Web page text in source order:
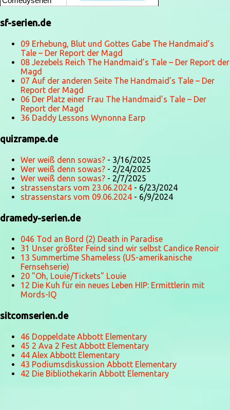
sf-serien.de
09 Erhebung, Blut und Gottes Gabe The Handmaid’s
Tale – Der Report der Magd
08 Jezebels Reich The Handmaid’s Tale – Der Report der
Magd
07 Auf der anderen Seite The Handmaid’s Tale – Der
Report der Magd
06 Der Platz einer Frau The Handmaid’s Tale – Der
Report der Magd
36 Daddy Lessons Wynonna Earp
quizrampe.de
Wer weiß denn sowas? - 3/16/2025
Wer weiß denn sowas? - 2/24/2025
Wer weiß denn sowas? - 2/7/2025
strassenstars vom 23.06.2024 - 6/23/2024
strassenstars vom 09.06.2024 - 6/9/2024
dramedy-serien.de
046 Tod an Bord (2) Death in Paradise
31 Unser größter Feind sind wir selbst Candice Renoir
13 Summertime Shameless (US-amerikanische
Fernsehserie)
20 "Oh, Louie/Tickets" Louie
12 Die Kuh für ein neues Leben HIP: Ermittlerin mit
Mords-IQ
sitcomserien.de
46 Doppeldate Abbott Elementary
45 2 Ava 2 Fest Abbott Elementary
44 Alex Abbott Elementary
43 Podiumsdiskussion Abbott Elementary
42 Die Bibliothekarin Abbott Elementary